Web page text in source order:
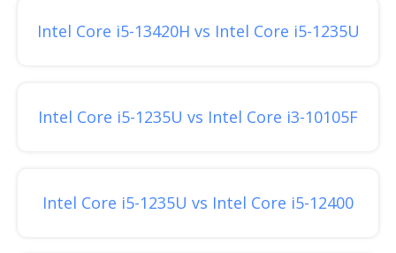
Intel Core i5-13420H vs Intel Core i5-1235U
Intel Core i5-1235U vs Intel Core i3-10105F
Intel Core i5-1235U vs Intel Core i5-12400